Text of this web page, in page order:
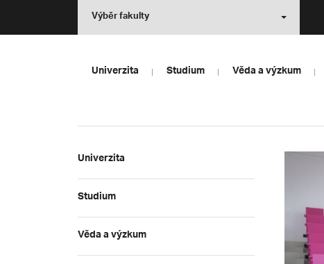
Výběr fakulty
Univerzita Studium Věda a výzkum
Univerzita
Studium
Věda a výzkum